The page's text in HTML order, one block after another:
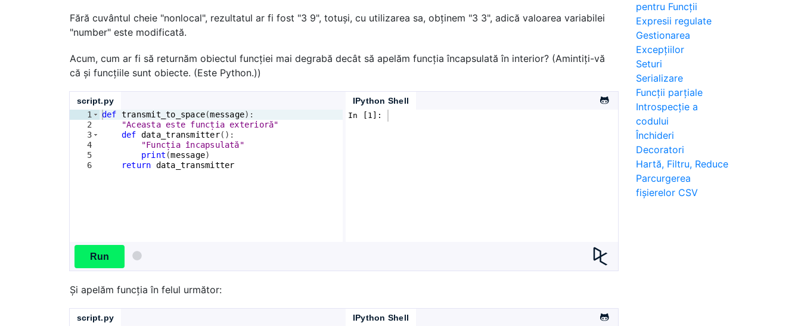
Fără cuvântul cheie "nonlocal", rezultatul ar fi fost "3 9", totuși, cu utilizarea sa, obținem "3 3", adică valoarea variabilei
"number" este modificată.
Acum, cum ar fi să returnăm obiectul funcției mai degrabă decât să apelăm funcția încapsulată în interior? (Amintiți-vă
că și funcțiile sunt obiecte. (Este Python.))
script.py
1
2
3
4
5
6
def transmit_to_space(message) :
"Aceasta este funcția exterioră"
def data_transmitter( ) :
"Funcția încapsulată"
print (message)
return data_transmitter
IPython Shell
In [1]:
Run
Și apelăm funcția în felul următor:
script.py
IPython Shell
pentru Funcții
Expresii regulate
Gestionarea
Excepțiilor
Seturi
Serializare
Funcții parțiale
Introspecție a
codului
Închideri
Decoratori
Hartă, Filtru, Reduce
Parcurgerea
fișierelor CSV